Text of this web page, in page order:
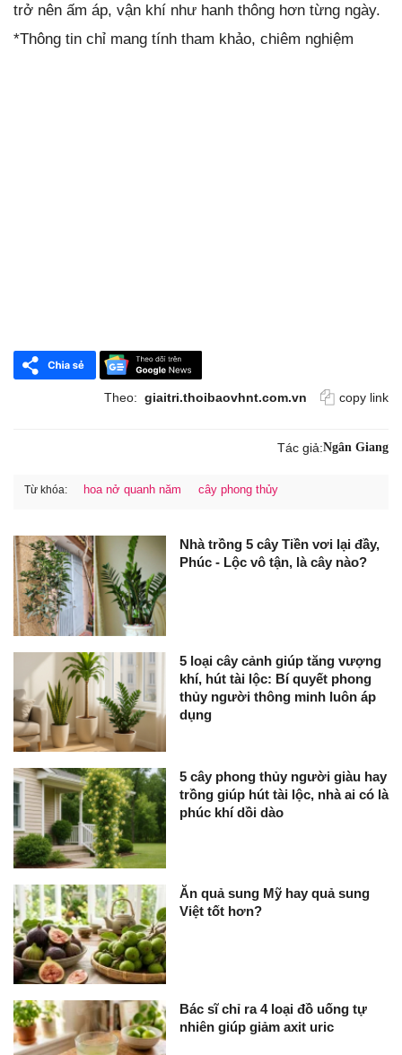
trở nên ấm áp, vận khí như hanh thông hơn từng ngày.
*Thông tin chỉ mang tính tham khảo, chiêm nghiệm
Theo: giaitri.thoibaovhnt.com.vn copy link
Tác giả:Ngân Giang
Từ khóa: hoa nở quanh năm cây phong thủy
Nhà trồng 5 cây Tiền vơi lại đầy,
Phúc - Lộc vô tận, là cây nào?
5 loại cây cảnh giúp tăng vượng
khí, hút tài lộc: Bí quyết phong
thủy người thông minh luôn áp
dụng
5 cây phong thủy người giàu hay
trồng giúp hút tài lộc, nhà ai có là
phúc khí dồi dào
Ăn quả sung Mỹ hay quả sung
Việt tốt hơn?
Bác sĩ chỉ ra 4 loại đồ uống tự
nhiên giúp giảm axit uric